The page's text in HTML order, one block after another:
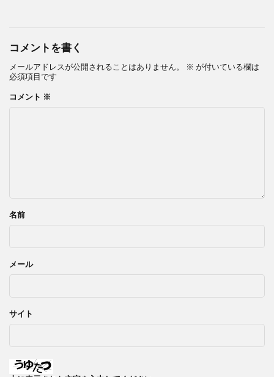
コメントを書く
メールアドレスが公開されることはありません。 ※ が付いている欄は
必須項目です
コメント ※
名前
メール
サイト